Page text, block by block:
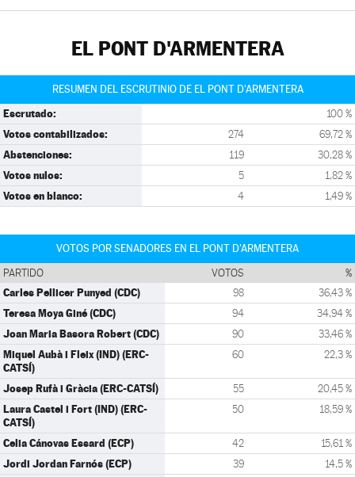
EL PONT D'ARMENTERA
RESUMEN DEL ESCRUTINIO DE EL PONT D'ARMENTERA
Escrutado: 100 %
Votos contabilizados: 274 69,72 %
Abstenciones: 119 30,28 %
Votos nulos: 5 1,82 %
Votos en blanco: 4 1,49 %
VOTOS POR SENADORES EN EL PONT D'ARMENTERA
PARTIDO VOTOS %
Carles Pellicer Punyed (CDC) 98 36,43 %
Teresa Moya Giné (CDC) 94 34,94 %
Joan Maria Basora Robert (CDC) 90 33,46 %
Miquel Aubà i Fleix (IND) (ERC-
CATSÍ)
60 22,3 %
Josep Rufà i Gràcia (ERC-CATSÍ) 55 20,45 %
Laura Castel i Fort (IND) (ERC-
CATSÍ)
50 18,59 %
Celia Cánovas Essard (ECP) 42 15,61 %
Jordi Jordan Farnós (ECP) 39 14,5 %